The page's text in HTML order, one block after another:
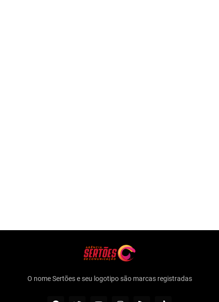
O nome Sertões e seu logotipo são marcas registradas